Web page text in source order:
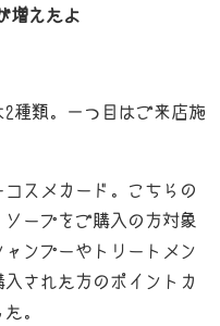
メ-
増えたよ
種類。一つ目はご来店施
スメカード。こちらの
ープをご購入の方対象
ンプーやトリートメン
された方のポイントカ
。